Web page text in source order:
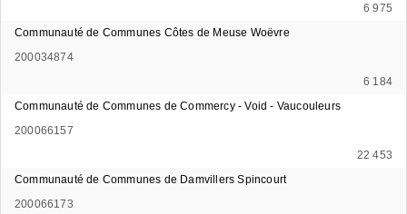
6 975
Communauté de Communes Côtes de Meuse Woëvre
200034874
6 184
Communauté de Communes de Commercy - Void - Vaucouleurs
200066157
22 453
Communauté de Communes de Damvillers Spincourt
200066173